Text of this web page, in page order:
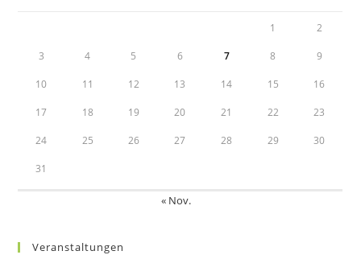
1 2
3 4 5 6 7 8 9
10 11 12 13 14 15 16
17 18 19 20 21 22 23
24 25 26 27 28 29 30
31
« Nov.
Veranstaltungen